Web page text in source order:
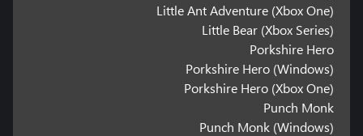
Little Ant Adventure (Xbox One)
Little Bear (Xbox Series)
Porkshire Hero
Porkshire Hero (Windows)
Porkshire Hero (Xbox One)
Punch Monk
Punch Monk (Windows)